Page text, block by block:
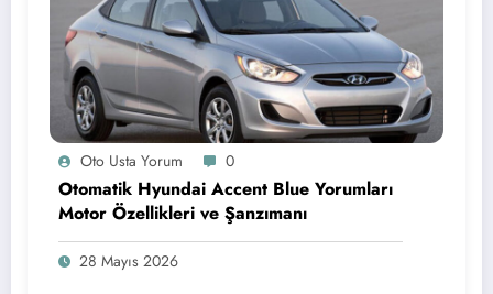
Oto Usta Yorum 0
Otomatik Hyundai Accent Blue Yorumları
Motor Özellikleri ve Şanzımanı
28 Mayıs 2026